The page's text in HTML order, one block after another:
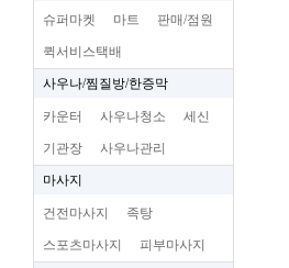
슈퍼마켓 마트 판매/점원
퀵서비스택배
사우나/찜질방/한증막
카운터 사우나청소 세신
기관장 사우나관리
마사지
건전마사지 족탕
스포츠마사지 피부마사지